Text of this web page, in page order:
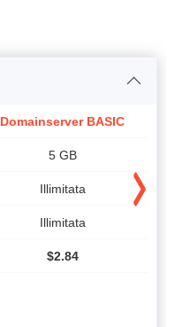
Domainserver BASIC
5 GB
Illimitata
Illimitata
$2.84